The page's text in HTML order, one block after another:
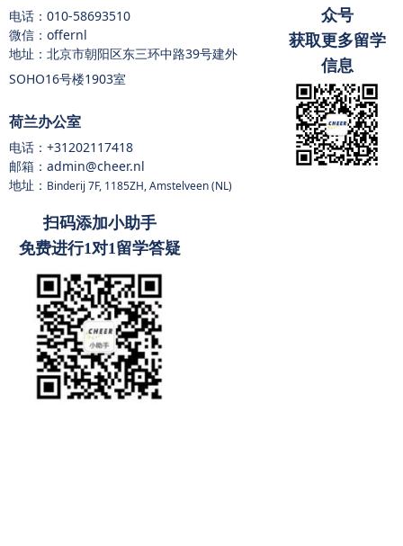
众号
获取更多留学
信息
扫码添加小助手
免费进行1对1留学答疑
电话： 010-58693510
微信：offernl
地址：北京市朝阳区东三环中路39号建外
SOHO16号楼1903室
荷兰办公室
电话： +31202117418
邮箱：admin@cheer.nl
地址： Binderij 7F, 1185ZH, Amstelveen (NL)